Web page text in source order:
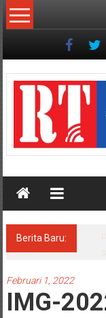
Lompat
ke
Rakyat
Today
Saluran
aspirasi
rakyat
dan
maju
Berita Baru:
Februari 1, 2022
IMG-